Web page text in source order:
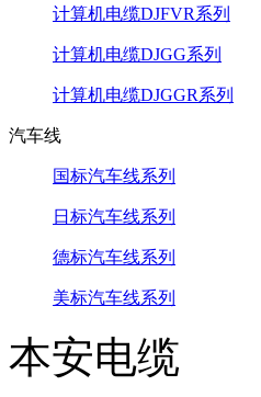
计算机电缆DJFVR系列
计算机电缆DJGG系列
计算机电缆DJGGR系列
汽车线
国标汽车线系列
日标汽车线系列
德标汽车线系列
美标汽车线系列
本安电缆